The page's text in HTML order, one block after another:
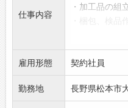
仕事内容
・加工品の組
※材料はウレ
ポリエチレン
軽量品です。
*応募する方
ください。
*変更の範囲:
雇用形態 契約社員
勤務地 長野県松本市